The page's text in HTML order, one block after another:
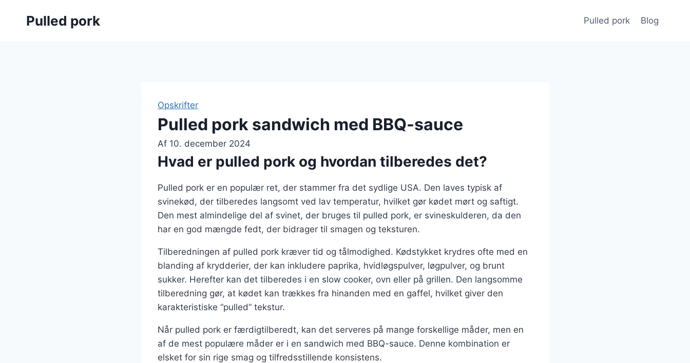
Pulled pork Pulled pork Blog
Opskrifter
Pulled pork sandwich med BBQ-sauce
Af 10. december 2024
Hvad er pulled pork og hvordan tilberedes det?
Pulled pork er en populær ret, der stammer fra det sydlige USA. Den laves typisk af
svinekød, der tilberedes langsomt ved lav temperatur, hvilket gør kødet mørt og saftigt.
Den mest almindelige del af svinet, der bruges til pulled pork, er svineskulderen, da den
har en god mængde fedt, der bidrager til smagen og teksturen.
Tilberedningen af pulled pork kræver tid og tålmodighed. Kødstykket krydres ofte med en
blanding af krydderier, der kan inkludere paprika, hvidløgspulver, løgpulver, og brunt
sukker. Herefter kan det tilberedes i en slow cooker, ovn eller på grillen. Den langsomme
tilberedning gør, at kødet kan trækkes fra hinanden med en gaffel, hvilket giver den
karakteristiske “pulled” tekstur.
Når pulled pork er færdigtilberedt, kan det serveres på mange forskellige måder, men en
af de mest populære måder er i en sandwich med BBQ-sauce. Denne kombination er
elsket for sin rige smag og tilfredsstillende konsistens.